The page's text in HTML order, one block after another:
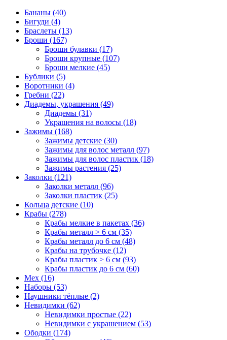
Бананы (40)
Бигуди (4)
Браслеты (13)
Броши (167)
Броши булавки (17)
Броши крупные (107)
Броши мелкие (45)
Бублики (5)
Воротники (4)
Гребни (22)
Диадемы, украшения (49)
Диадемы (31)
Украшения на волосы (18)
Зажимы (168)
Зажимы детские (30)
Зажимы для волос металл (97)
Зажимы для волос пластик (18)
Зажимы растения (25)
Заколки (121)
Заколки металл (96)
Заколки пластик (25)
Кольца детские (10)
Крабы (278)
Крабы мелкие в пакетах (36)
Крабы металл > 6 см (35)
Крабы металл до 6 см (48)
Крабы на трубочке (12)
Крабы пластик > 6 см (93)
Крабы пластик до 6 см (60)
Мех (16)
Наборы (53)
Наушники тёплые (2)
Невидимки (62)
Невидимки простые (22)
Невидимки с украшением (53)
Ободки (174)